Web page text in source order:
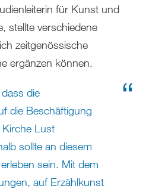
für Kunst und
stellte verschiedene
zeitgenössische
ergänzen können.
die
die Beschäftigung
Lust
sollte an diesem
sein. Mit dem
auf Erzählkunst